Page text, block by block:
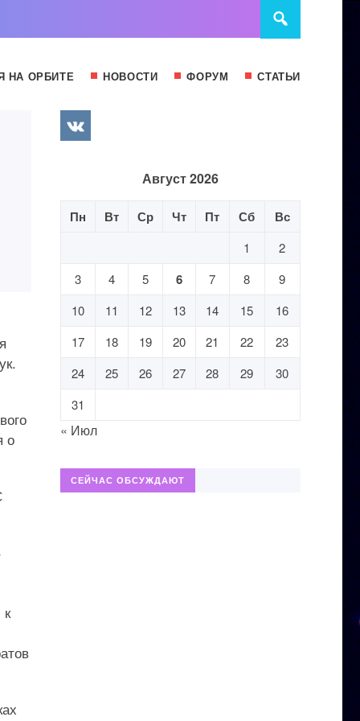
НА ОРБИТЕ НОВОСТИ ФОРУМ СТАТЬИ
о
Август 2026
Пн Вт Ср Чт Пт Сб Вс
1
2
3
4 5 6 7 8
9
10
11 12 13 14 15
16
17
18 19 20 21 22
23
24
25 26 27 28 29
30
31
« Июл
СЕЙЧАС ОБСУЖДАЮТ